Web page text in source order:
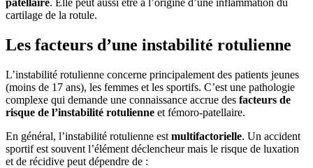
cartilage de la rotule.
Les facteurs d’une instabilité rotulienne
L’instabilité rotulienne concerne principalement des patients jeunes
(moins de 17 ans), les femmes et les sportifs. C’est une pathologie
complexe qui demande une connaissance accrue des facteurs de
risque de l’instabilité rotulienne et fémoro-patellaire.
En général, l’instabilité rotulienne est multifactorielle. Un accident
sportif est souvent l’élément déclencheur mais le risque de luxation
et de récidive peut dépendre de :